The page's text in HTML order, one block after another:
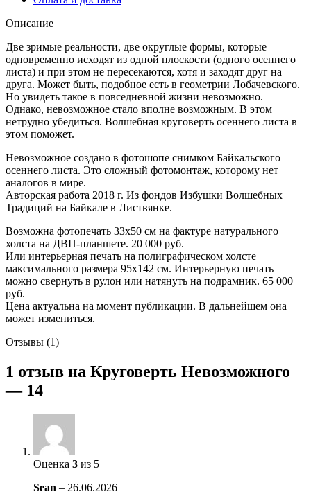
Описание
Две зримые реальности, две округлые формы, которые
одновременно исходят из одной плоскости (одного осеннего
листа) и при этом не пересекаются, хотя и заходят друг на
друга. Может быть, подобное есть в геометрии Лобачевского.
Но увидеть такое в повседневной жизни невозможно.
Однако, невозможное стало вполне возможным. В этом
нетрудно убедиться. Волшебная круговерть осеннего листа в
этом поможет.
Невозможное создано в фотошопе снимком Байкальского
осеннего листа. Это сложный фотомонтаж, которому нет
аналогов в мире.
Авторская работа 2018 г. Из фондов Избушки Волшебных
Традиций на Байкале в Листвянке.
Возможна фотопечать 33х50 см на фактуре натурального
холста на ДВП-планшете. 20 000 руб.
Или интерьерная печать на полиграфическом холсте
максимального размера 95х142 см. Интерьерную печать
можно свернуть в рулон или натянуть на подрамник. 65 000
руб.
Цена актуальна на момент публикации. В дальнейшем она
может измениться.
Отзывы (1)
1 отзыв на Круговерть Невозможного
— 14
Оценка 3 из 5
Sean – 26.06.2026